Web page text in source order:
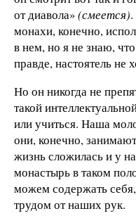
от диавола»(смеется)
монахи, конечно,
в нем, но я не знаю,
правде, настоятель не
Но он никогда не
такой
или учиться. Наша
они, конечно,
жизнь сложилась и у
монастырь в таком
можем содержать
трудом от наших рук.